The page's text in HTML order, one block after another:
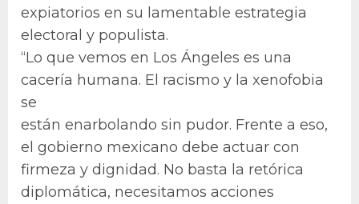
expiatorios en su lamentable estrategia
electoral y populista.
“Lo que vemos en Los Ángeles es una
cacería humana. El racismo y la xenofobia
se
están enarbolando sin pudor. Frente a eso,
el gobierno mexicano debe actuar con
firmeza y dignidad. No basta la retórica
diplomática, necesitamos acciones